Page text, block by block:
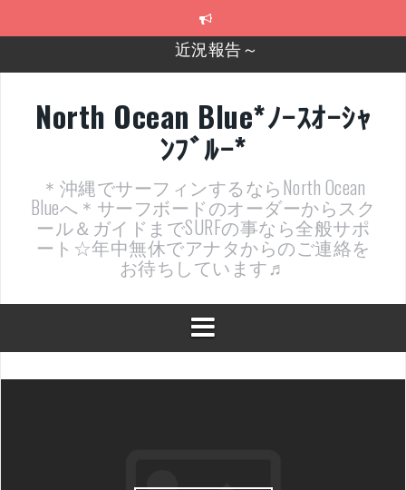
近況報告～
2026年明けました〜
近況報告ww
ヤッチマッターーーー！！！
支部長就任報告と支部予選・検定開催決定！
North Ocean Blue*ﾉｰｽｵｰｼｬ
ﾝﾌﾞﾙｰ*
＊沖縄でサーフィンするならNorth Ocean
Blueへ＊サーフボードのオーダーからスク
ール＆ガイドまでSURFの事なら全般サポ
ート☆年中無休でアナタからのご連絡を
お待ちしています♬